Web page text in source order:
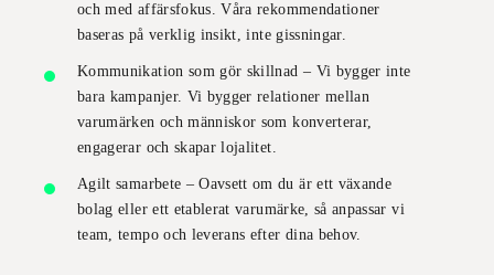
och med affärsfokus. Våra rekommendationer
baseras på verklig insikt, inte gissningar.
Kommunikation som gör skillnad – Vi bygger inte
bara kampanjer. Vi bygger relationer mellan
varumärken och människor som konverterar,
engagerar och skapar lojalitet.
Agilt samarbete – Oavsett om du är ett växande
bolag eller ett etablerat varumärke, så anpassar vi
team, tempo och leverans efter dina behov.